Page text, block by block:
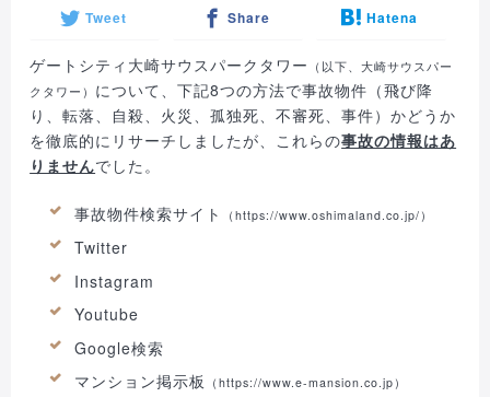
Tweet Share Hatena
ゲートシティ大崎サウスパークタワー （以下、大崎サウスパー
クタワー） について、下記8つの方法で事故物件（飛び降
り、転落、自殺、火災、孤独死、不審死、事件）かどうか
を徹底的にリサーチしましたが、これらの事故の情報はあ
りませんでした。
事故物件検索サイト （https://www.oshimaland.co.jp/ ）
Twitter
Instagram
Youtube
Google検索
マンション掲示板
（https://www.e-mansion.co.jp）